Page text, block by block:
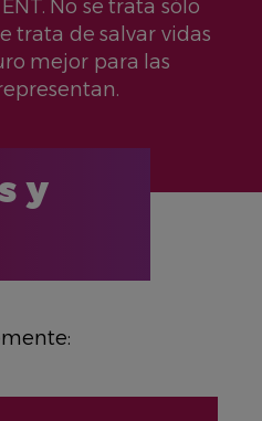
No se trata sólo
trata de salvar vidas
mejor para las
y